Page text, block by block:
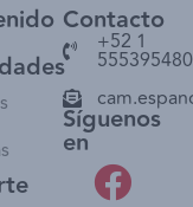
Contacto
+52 1
Síguenos
en